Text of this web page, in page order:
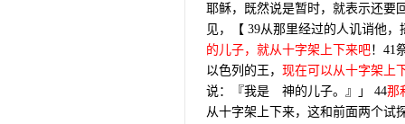
耶稣，既然说是暂时，就表示还要
见，【39从那里经过的人讥诮他，
的儿子，就从十字架上下来吧 ！ 41
以色列的王， 现在可以从十字架上
说：『我是 神的儿子。』」
44那
从十字架上下来，这和前面两个试